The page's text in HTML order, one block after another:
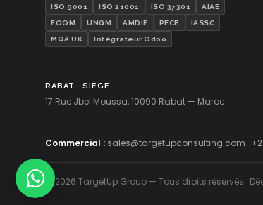
ISO 9001 ISO 21001 ISO 37301 AIAE
EOQM UNGM AMDIE PECB IASSC
MQA UK Intégrateur Odoo
RABAT · SIÈGE
17 Rue Jbel Moussa, 10090 Rabat — Maroc
Commercial : sales@targetupconsulting.com ·
© 2026 TargetUp Group — Tous droits réservés ·